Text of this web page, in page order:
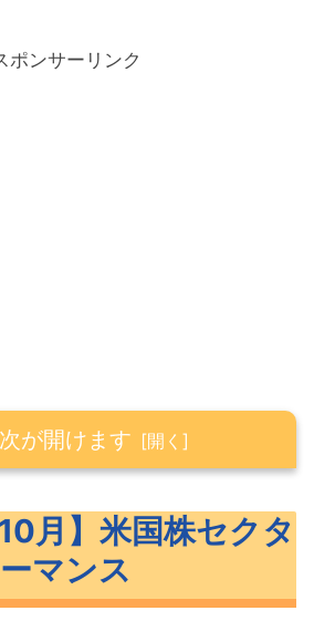
ポンサーリンク
が開けます
10月）】セクター別パフォー
月】米国株セクタ
マンス